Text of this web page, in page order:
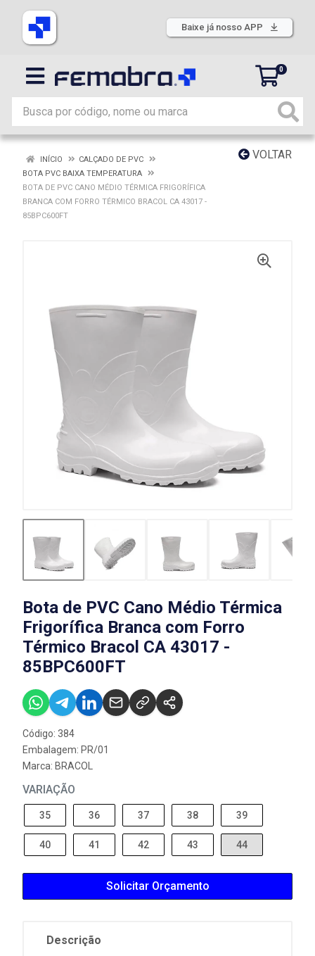
Baixe já nosso APP
0
VOLTAR
INÍCIO
CALÇADO DE PVC
BOTA PVC BAIXA TEMPERATURA
BOTA DE PVC CANO MÉDIO TÉRMICA FRIGORÍFICA
BRANCA COM FORRO TÉRMICO BRACOL CA 43017 -
85BPC600FT
Bota de PVC Cano Médio Térmica
Frigorífica Branca com Forro
Térmico Bracol CA 43017 -
85BPC600FT
Código: 384
Embalagem: PR/01
Marca: BRACOL
VARIAÇÃO
35 36 37 38 39
40 41 42 43 44
Solicitar Orçamento
Descrição